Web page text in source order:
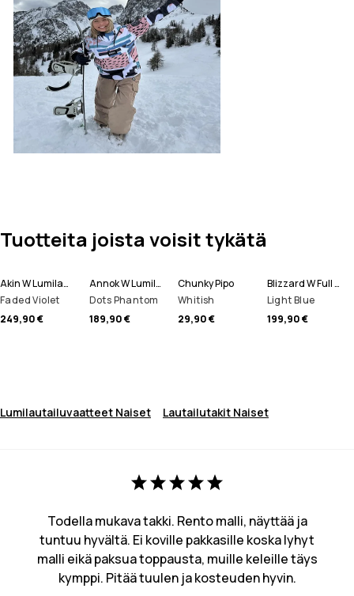
Tuotteita joista voisit tykätä
Akin W Lumilautailutakki Naiset
Faded Violet
249,90 €
Annok W Lumilautailutakki Naiset
Dots Phantom
189,90 €
Chunky Pipo
Whitish
29,90 €
Blizzard W Full Zip Lumilautailutakki Naiset
Light Blue
199,90 €
Lumilautailuvaatteet Naiset Lautailutakit Naiset
Todella mukava takki. Rento malli, näyttää ja
tuntuu hyvältä. Ei koville pakkasille koska lyhyt
malli eikä paksua toppausta, muille keleille täys
kymppi. Pitää tuulen ja kosteuden hyvin.